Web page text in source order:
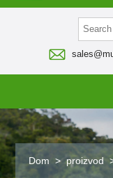

Dom > proizvod